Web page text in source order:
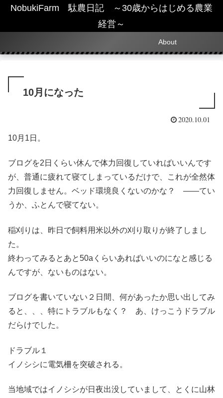
NobukiFarm 駄農日記 ～30歳からはじめる農業
経営～
About
10月になった
2020.10.01
10月1日。
ブログを2日くらい休んで体力回復していればいいんです
が、普通に疲れて寝てしまっているだけで、これが全然体
力回復しません。ベッド環境良くないのかな？ ――てい
うか、ふとんで寝てない。
稲刈りは、昨日で飼料用米以外の刈り取りが終了しまし
た。
終わってみるとあと50aくらいあればいいのになと感じる
んですが、ないものはない。
ブログを書いていない２日間、何があったか思い出してみ
ると、、、特にトラブルもなく？ あ、けっこうドラブル
だらけでした。
ドラブル１
イノシシに電気柵を突破される。
当地域ではイノシシが日夜出没していまして、とくに山林